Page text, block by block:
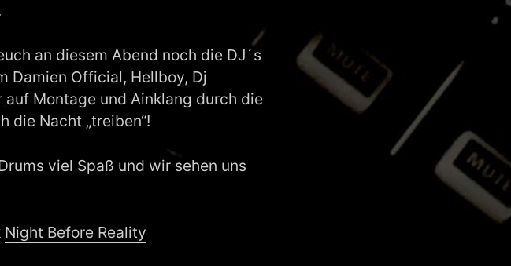
an diesem Abend noch die DJ´s
Damien Official, Hellboy, Dj
auf Montage und Ainklang durch die
die Nacht „treiben“!
viel Spaß und wir sehen uns
Night Before Reality